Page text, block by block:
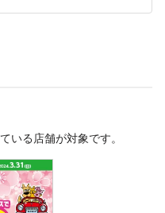
いる店舗が対象です。